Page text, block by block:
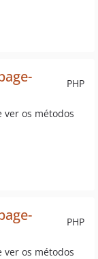
PHP
ver os métodos
PHP
ver os métodos